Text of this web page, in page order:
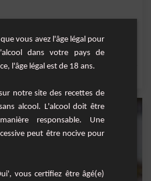
vous avez l'âge légal pour
dans votre pays de
l'âge légal est de 18 ans.
notre site des recettes de
alcool. L'alcool doit être
responsable. Une
peut être nocive pour
vous certifiez être âgé(e)